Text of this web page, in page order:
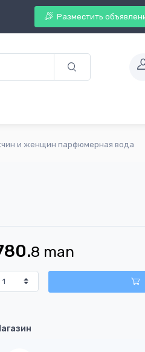
Разместить
и женщин парфюмерная вода
8 man